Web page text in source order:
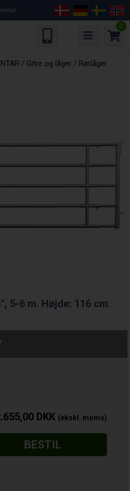
0
/ Gitre og låger / Rørlåger
5-6 m. Højde: 116 cm.
DKK
BESTIL